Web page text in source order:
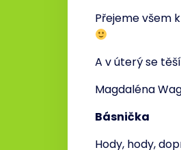
Přejeme všem
A v úterý se
Magdaléna
Básnička
Hody, hody,